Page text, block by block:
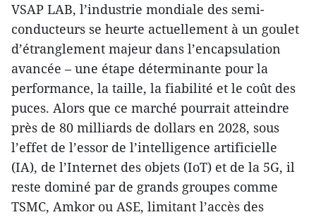
VSAP LAB, l’industrie mondiale des semi-
conducteurs se heurte actuellement à un goulet
d’étranglement majeur dans l’encapsulation
avancée – une étape déterminante pour la
performance, la taille, la fiabilité et le coût des
puces. Alors que ce marché pourrait atteindre
près de 80 milliards de dollars en 2028, sous
l’effet de l’essor de l’intelligence artificielle
(IA), de l’Internet des objets (IoT) et de la 5G, il
reste dominé par de grands groupes comme
TSMC, Amkor ou ASE, limitant l’accès des